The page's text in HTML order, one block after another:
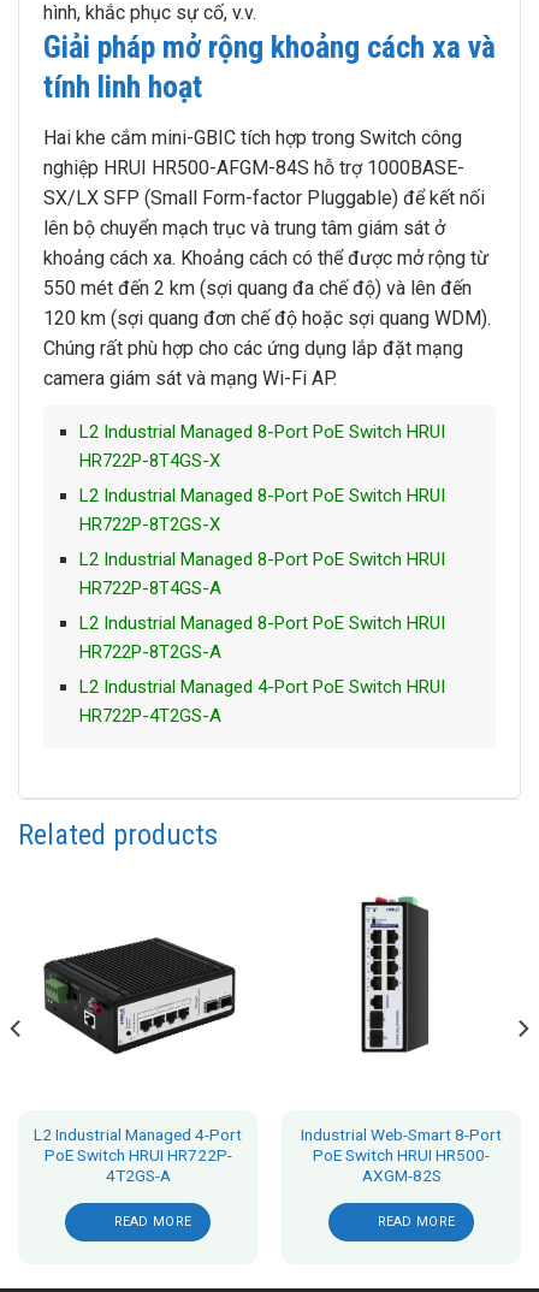
hình, khắc phục sự cố, v.v.
Giải pháp mở rộng khoảng cách xa và
tính linh hoạt
Hai khe cắm mini-GBIC tích hợp trong Switch công
nghiệp HRUI HR500-AFGM-84S hỗ trợ 1000BASE-
SX/LX SFP (Small Form-factor Pluggable) để kết nối
lên bộ chuyển mạch trục và trung tâm giám sát ở
khoảng cách xa. Khoảng cách có thể được mở rộng từ
550 mét đến 2 km (sợi quang đa chế độ) và lên đến
120 km (sợi quang đơn chế độ hoặc sợi quang WDM).
Chúng rất phù hợp cho các ứng dụng lắp đặt mạng
camera giám sát và mạng Wi-Fi AP.
L2 Industrial Managed 8-Port PoE Switch HRUI
HR722P-8T4GS-X
L2 Industrial Managed 8-Port PoE Switch HRUI
HR722P-8T2GS-X
L2 Industrial Managed 8-Port PoE Switch HRUI
HR722P-8T4GS-A
L2 Industrial Managed 8-Port PoE Switch HRUI
HR722P-8T2GS-A
L2 Industrial Managed 4-Port PoE Switch HRUI
HR722P-4T2GS-A
Related products
L2 Industrial Managed 4-Port
PoE Switch HRUI HR722P-
4T2GS-A
READ MORE
Industrial Web-Smart 8-Port
PoE Switch HRUI HR500-
AXGM-82S
READ MORE